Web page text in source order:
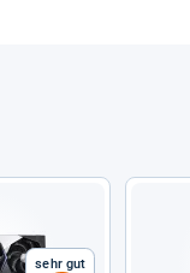
Sehr gut